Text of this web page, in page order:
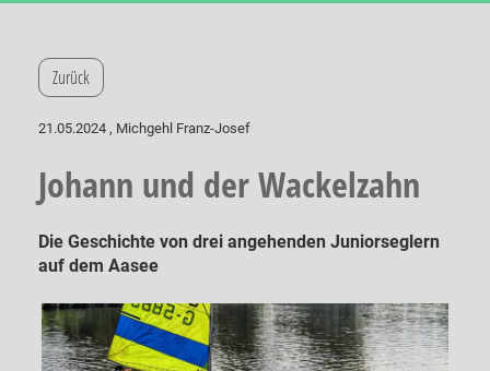
Zurück
21.05.2024 , Michgehl Franz-Josef
Johann und der Wackelzahn
Die Geschichte von drei angehenden Juniorseglern
auf dem Aasee